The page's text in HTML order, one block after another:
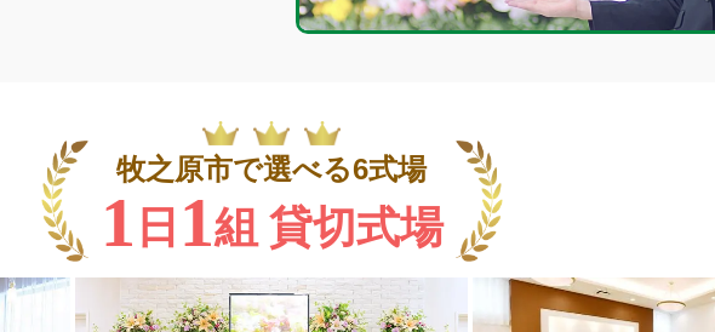
牧之原市で選べる6式場
1 日 1組 貸切式場